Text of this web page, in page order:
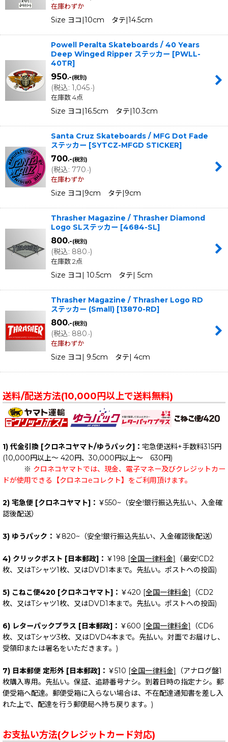
在庫わずか
Size ヨコ|10cm タテ|14.5cm
Powell Peralta Skateboards / 40 Years
Deep Winged Ripper ステッカー [PWLL-
40TR]
950.-(税別)
(税込: 1,045.-)
在庫数 4点
Size ヨコ|16.5cm タテ|10.3cm
Santa Cruz Skateboards / MFG Dot Fade
ステッカー [SYTCZ-MFGD STICKER]
700.-(税別)
(税込: 770.-)
在庫わずか
Size ヨコ|9cm タテ|9cm
Thrasher Magazine / Thrasher Diamond
Logo SLステッカー [4684-SL]
800.-(税別)
(税込: 880.-)
在庫数 2点
Size ヨコ| 10.5cm タテ| 5cm
Thrasher Magazine / Thrasher Logo RD
ステッカー (Small) [13870-RD]
800.-(税別)
(税込: 880.-)
在庫わずか
Size ヨコ| 9.5cm タテ| 4cm
送料/配送方法(10,000円以上で送料無料)
1) 代金引換 [クロネコヤマト/ゆうパック]： 宅急便送料+手数料315円
(10,000円以上～ 420円、30,000円以上～ 630円)
※ クロネコヤマトでは、現金、電子マネー及びクレジットカー
ドが使用できる【クロネコeコレクト】をご利用頂けます。
2) 宅急便 [クロネコヤマト]： ￥550~（安全!銀行振込先払い、入金確
認後配送）
3) ゆうパック： ￥820~（安全!銀行振込先払い、入金確認後配送）
4) クリックポスト [日本郵政]： ￥198 [全国一律料金]
（最安!CD2
枚、又はTシャツ1枚、又はDVD1本まで。先払い。ポストへの投函)
5) こねこ便420 [クロネコヤマト]： ￥420 [全国一律料金]
（CD2
枚、又はTシャツ1枚、又はDVD1本まで。先払い。ポストへの投函)
6) レターパックプラス [日本郵政]： ￥600 [全国一律料金]
（CD6
枚、又はTシャツ3枚、又はDVD4本まで。先払い。対面でお届けし、
受領印または署名をいただきます。)
7) 日本郵便 定形外 [日本郵政]： ￥510 [全国一律料金]
（アナログ盤1
枚購入専用。先払い。保証、追跡番号ナシ。到着日時の指定ナシ。郵
便受箱へ配達。郵便受箱に入らない場合は、不在配達通知書を差し入
れた上で、配達を行う郵便局へ持ち戻ります。)
お支払い方法(クレジットカード対応)